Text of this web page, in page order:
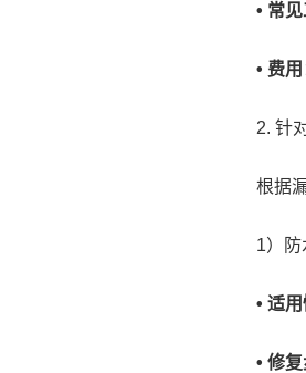
• 常
• 费用
2. 针
根据
1）防
• 适
• 修